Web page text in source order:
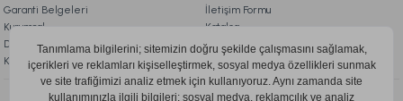
Garanti Belgeleri
İletişim Formu
Kurumsal
Katalog
Doqu Blog
Çerez Politikası
KVKK Aydınlatma Metni